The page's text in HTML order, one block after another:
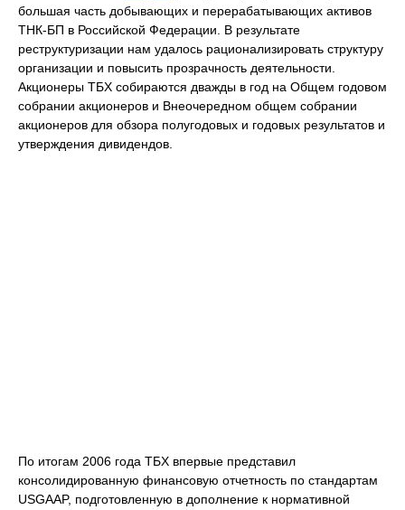
большая часть добывающих и перерабатывающих активов
ТНК-БП в Российской Федерации. В результате
реструктуризации нам удалось рационализировать структуру
организации и повысить прозрачность деятельности.
Акционеры ТБХ собираются дважды в год на Общем годовом
собрании акционеров и Внеочередном общем собрании
акционеров для обзора полугодовых и годовых результатов и
утверждения дивидендов.
По итогам 2006 года ТБХ впервые представил
консолидированную финансовую отчетность по стандартам
USGAAP, подготовленную в дополнение к нормативной